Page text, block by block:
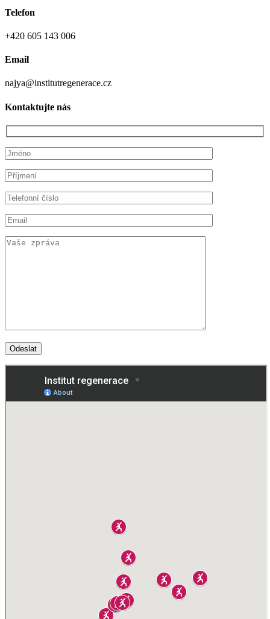
Telefon
+420 605 143 006
Email
najya@institutregenerace.cz
Kontaktujte nás